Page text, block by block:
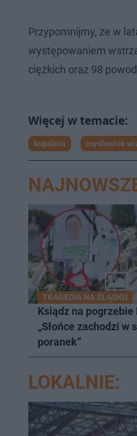
Przypomnijmy, że w
występowaniem
ciężkich oraz 98
kopalnia mysłowice
TRAGEDIA NA ŚLĄSKU
Ksiądz na pogrzebie
„Słońce zachodzi w
poranek”
LOKALNIE: